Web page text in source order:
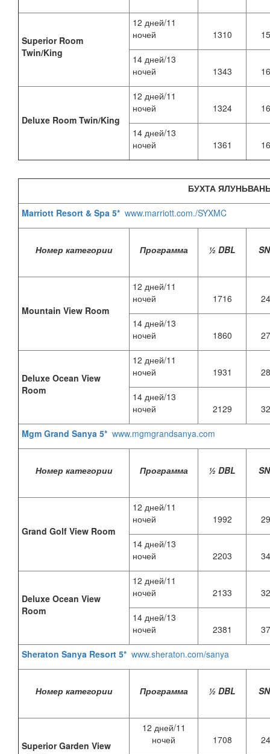
Superior Room
Twin/King
12 дней/11
ночей
1310
14 дней/13
ночей
1343
Deluxe Room Twin/King
12 дней/11
ночей
1324
14 дней/13
ночей
1361
БУХТА
Marriott Resort & Spa 5* www.marriott.com./SYXMC
Номер категории Программа ½ DBL
Mountain View Room
12 дней/11
ночей
1716
14 дней/13
ночей
1860
Deluxe Ocean View
Room
12 дней/11
ночей
1931
14 дней/13
ночей
2129
Mgm Grand Sanya 5* www.mgmgrandsanya.com
Номер категории Программа ½ DBL
Grand Golf View Room
12 дней/11
ночей
1992
14 дней/13
ночей
2203
Deluxe Ocean View
Room
12 дней/11
ночей
2133
14 дней/13
ночей
2381
Sheraton Sanya Resort 5* www.sheraton.com/sanya
Номер категории Программа ½ DBL
Superior Garden View
12 дней/11
ночей
1708